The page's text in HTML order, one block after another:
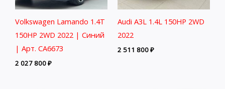
Volkswagen Lamando 1.4T
150HP 2WD 2022 | Синий
| Арт. CA6673
2 027 800₽
Audi A3L 1.4L 150HP 2WD
2022
2 511 800₽